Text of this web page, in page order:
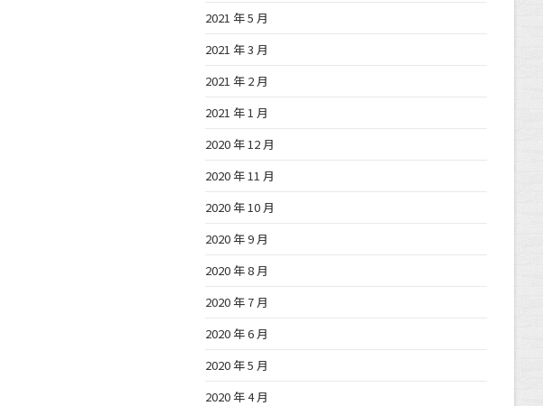
2021 年 5 月
2021 年 3 月
2021 年 2 月
2021 年 1 月
2020 年 12 月
2020 年 11 月
2020 年 10 月
2020 年 9 月
2020 年 8 月
2020 年 7 月
2020 年 6 月
2020 年 5 月
2020 年 4 月